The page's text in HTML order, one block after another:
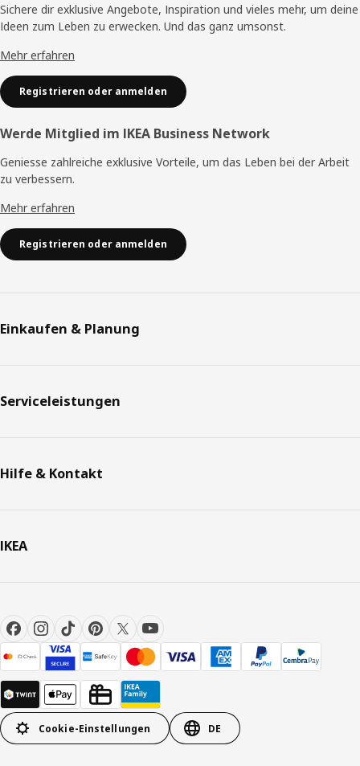
Sichere dir exklusive Angebote, Inspiration und vieles mehr, um deine
Ideen zum Leben zu erwecken. Und das ganz umsonst.
Mehr erfahren
Registrieren oder anmelden
Werde Mitglied im IKEA Business Network
Geniesse zahlreiche exklusive Vorteile, um das Leben bei der Arbeit
zu verbessern.
Mehr erfahren
Registrieren oder anmelden
Einkaufen & Planung
Serviceleistungen
Hilfe & Kontakt
IKEA
Cookie-Einstellungen DE